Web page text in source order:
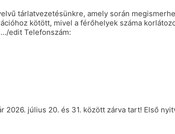
tárlatvezetésünkre, amely során
kötött, mivel a férőhelyek száma
edit Telefonszám:
július 20. és 31. között zárva tart! Első